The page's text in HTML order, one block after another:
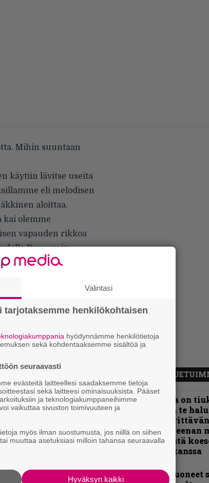
Mihin suuntaan
käytiin lävitse useita
eli melodisen
aloittaa.
kai olemme
vapauden rikkoa
Bravery in
”Metallica on
koskaan ja te
nulikan
– Pepper Keenan
ensimmäistä
hevijätin kanssa
”He ovat
Valintasi
tarjotaksemme henkilökohtaisen
hyödynnämme henkilötietoja
sekä kohdentaaksemme sisältöä ja
seuraavasti
evästeitä laitteellesi saadaksemme tietoja
sekä laitteesi ominaisuuksista. Pääset
ja teknologiakumppaneihimme
vaikuttaa sivuston toimivuuteen ja
myös ilman suostumusta, jos niillä on siihen
muuttaa asetuksiasi milloin tahansa seuraavalla
Hyväksyn kaikki